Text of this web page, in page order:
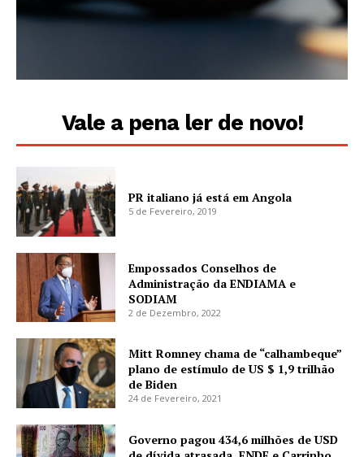
Vale a pena ler de novo!
PR italiano já está em Angola
5 de Fevereiro, 2019
Empossados Conselhos de
Administração da ENDIAMA e
SODIAM
2 de Dezembro, 2022
Mitt Romney chama de “calhambeque”
plano de estímulo de US $ 1,9 trilhão
de Biden
24 de Fevereiro, 2021
Governo pagou 434,6 milhões de USD